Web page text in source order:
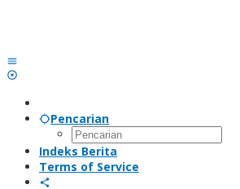
Pencarian
Indeks Berita
Terms of Service